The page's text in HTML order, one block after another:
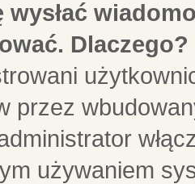
wysłać
Dlaczego?
przez
używaniem